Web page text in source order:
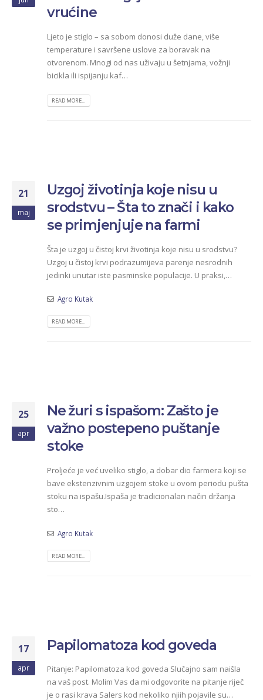
vrućine
Ljeto je stiglo – sa sobom donosi duže dane, više
temperature i savršene uslove za boravak na
otvorenom. Mnogi od nas uživaju u šetnjama, vožnji
bicikla ili ispijanju kaf…
READ MORE...
21
maj
Uzgoj životinja koje nisu u
srodstvu – Šta to znači i kako
se primjenjuje na farmi
Šta je uzgoj u čistoj krvi životinja koje nisu u srodstvu?
Uzgoj u čistoj krvi podrazumijeva parenje nesrodnih
jedinki unutar iste pasminske populacije. U praksi,…
Agro Kutak
READ MORE...
25
apr
Ne žuri s ispašom: Zašto je
važno postepeno puštanje
stoke
Proljeće je već uveliko stiglo, a dobar dio farmera koji se
bave ekstenzivnim uzgojem stoke u ovom periodu pušta
stoku na ispašu.Ispaša je tradicionalan način držanja
sto…
Agro Kutak
READ MORE...
17
apr
Papilomatoza kod goveda
Pitanje: Papilomatoza kod goveda Slučajno sam naišla
na vaš post. Molim Vas da mi odgovorite na pitanje riječ
je o rasi krava Salers kod nekoliko njiih pojavile su…